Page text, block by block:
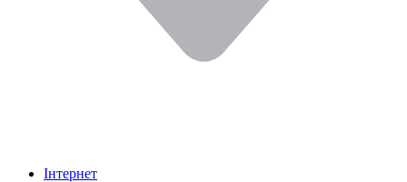
Інтернет